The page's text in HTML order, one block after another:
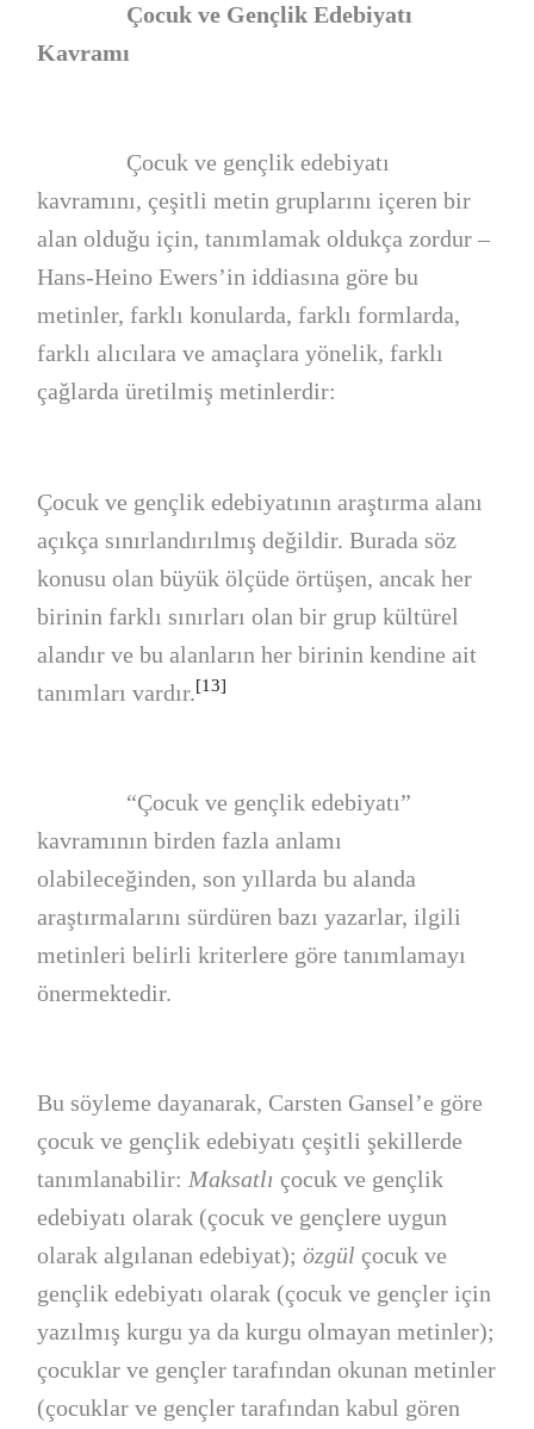
Çocuk ve Gençlik Edebiyatı
Kavramı
Çocuk ve gençlik edebiyatı
kavramını, çeşitli metin gruplarını içeren bir
alan olduğu için, tanımlamak oldukça zordur –
Hans-Heino Ewers’in iddiasına göre bu
metinler, farklı konularda, farklı formlarda,
farklı alıcılara ve amaçlara yönelik, farklı
çağlarda üretilmiş metinlerdir:
Çocuk ve gençlik edebiyatının araştırma alanı
açıkça sınırlandırılmış değildir. Burada söz
konusu olan büyük ölçüde örtüşen, ancak her
birinin farklı sınırları olan bir grup kültürel
alandır ve bu alanların her birinin kendine ait
tanımları vardır.[13]
“Çocuk ve gençlik edebiyatı”
kavramının birden fazla anlamı
olabileceğinden, son yıllarda bu alanda
araştırmalarını sürdüren bazı yazarlar, ilgili
metinleri belirli kriterlere göre tanımlamayı
önermektedir.
Bu söyleme dayanarak, Carsten Gansel’e göre
çocuk ve gençlik edebiyatı çeşitli şekillerde
tanımlanabilir: Maksatlı çocuk ve gençlik
edebiyatı olarak (çocuk ve gençlere uygun
olarak algılanan edebiyat); özgül çocuk ve
gençlik edebiyatı olarak (çocuk ve gençler için
yazılmış kurgu ya da kurgu olmayan metinler);
çocuklar ve gençler tarafından okunan metinler
(çocuklar ve gençler tarafından kabul gören